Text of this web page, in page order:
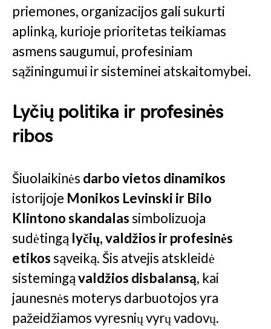
priemones, organizacijos gali sukurti
aplinką, kurioje prioritetas teikiamas
asmens saugumui, profesiniam
sąžiningumui ir sisteminei atskaitomybei.
Lyčių politika ir profesinės
ribos
Šiuolaikinės darbo vietos dinamikos
istorijoje Monikos Levinski ir Bilo
Klintono skandalassimbolizuoja
sudėtingą lyčių, valdžios ir profesinės
etikossąveiką. Šis atvejis atskleidė
sistemingąvaldžios disbalansą, kai
jaunesnės moterys darbuotojos yra
pažeidžiamos vyresnių vyrų vadovų.